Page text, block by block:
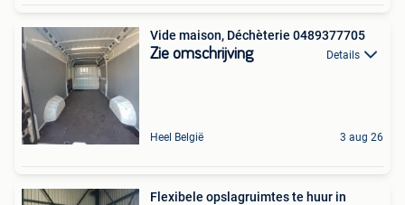
Vide maison, Déchèterie 0489377705
Zie omschrijving Details
Heel België 3 aug 26
Flexibele opslagruimtes te huur in